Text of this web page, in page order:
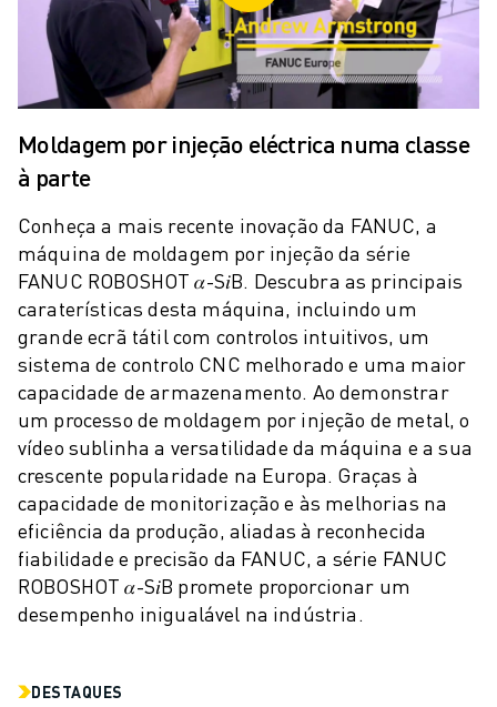
MANUTENÇÃO PREVENTIVA ROBOSHOT
CUSTO TOTAL DE PROPRIEDADE DA ROBOSHOT
MÁQUINAS EDM DE CORTE A FIO
ROBOCUT MÁQUINAS EDM DE CORTE A FIO
HARDWARE ROBOCUT
SOFTWARE ROBOCUT
SUSTENTABILIDADE ROBOCUT
SOLUÇÕES IIOT
SOLUÇÕES PARA FÁBRICAS INTELIGENTES
SOLUÇÕES DE FÁBRICA INTELIGENTES PARA AUMENTAR A
REGISTO DE PRODUTOS » PORTAL FANUC
ESTUDOS DE CASO
SOLUÇÕES
INDÚSTRIAS
TODAS AS INDÚSTRIAS
AEROESPACIAL
AUTOMÓVEL
VEÍCULOS ELÉCTRICOS
ELETRÓNICA
ALIMENTAÇÃO & BEBIDAS
ARMAZENAGEM, LOGÍSTICA, CORREIOS & ENCOMENDAS
Moldagem por injeção eléctrica numa classe
à parte
Conheça a mais recente inovação da FANUC, a
máquina de moldagem por injeção da série
FANUC ROBOSHOT 𝛼-S𝑖B. Descubra as principais
caraterísticas desta máquina, incluindo um
grande ecrã tátil com controlos intuitivos, um
sistema de controlo CNC melhorado e uma maior
capacidade de armazenamento. Ao demonstrar
um processo de moldagem por injeção de metal, o
vídeo sublinha a versatilidade da máquina e a sua
crescente popularidade na Europa. Graças à
capacidade de monitorização e às melhorias na
eficiência da produção, aliadas à reconhecida
fiabilidade e precisão da FANUC, a série FANUC
ROBOSHOT 𝛼-S𝑖B promete proporcionar um
desempenho inigualável na indústria.
DESTAQUES